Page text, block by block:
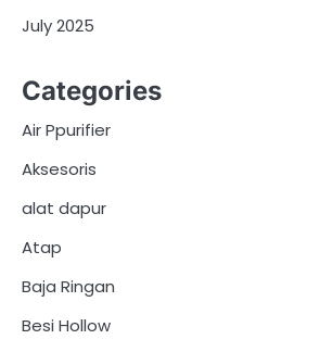
July 2025
Categories
Air Ppurifier
Aksesoris
alat dapur
Atap
Baja Ringan
Besi Hollow